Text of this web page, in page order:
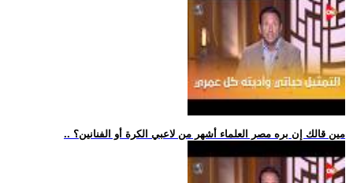
.. مين قالك إن بره مصر العلماء أشهر من لاعبي الكرة أو الفنانين؟